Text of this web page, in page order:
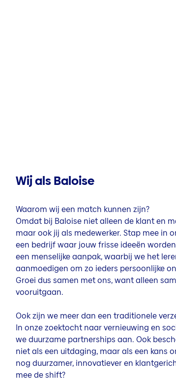
Wij als Baloise
Waarom wij een match kunnen zijn?
Omdat bij Baloise niet alleen de klant en
maar ook jij als medewerker. Stap mee in
een bedrijf waar jouw frisse ideeën
een menselijke aanpak, waarbij we het
aanmoedigen om zo ieders persoonlijke
Groei dus samen met ons, want alleen
vooruitgaan.
Ook zijn we meer dan een traditionele
In onze zoektocht naar vernieuwing en
we duurzame partnerships aan. Ook
niet als een uitdaging, maar als een kans
nog duurzamer, innovatiever en
mee de shift?